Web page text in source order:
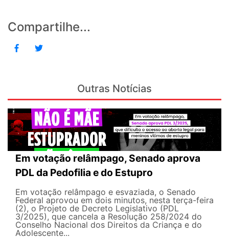
Compartilhe...
Outras Notícias
Em votação relâmpago, Senado aprova
PDL da Pedofilia e do Estupro
Em votação relâmpago e esvaziada, o Senado
Federal aprovou em dois minutos, nesta terça-feira
(2), o Projeto de Decreto Legislativo (PDL
3/2025), que cancela a Resolução 258/2024 do
Conselho Nacional dos Direitos da Criança e do
Adolescente...